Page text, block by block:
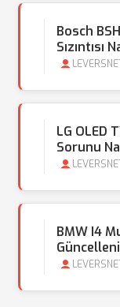
Bosch
Sızıntısı
LG OLED
Sorunu
BMW I4